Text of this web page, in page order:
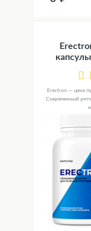
Erectron — цена
Современный